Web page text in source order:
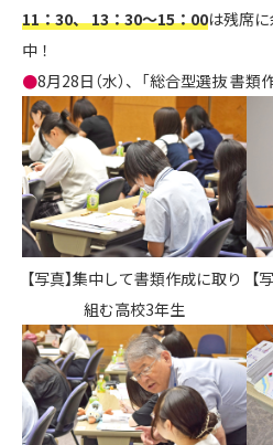
11：30、 13：30～15：00は残席
中！
●8月28日（水）、「総合型選抜 書類
【写真】集中して書類作成に取り
組む高校3年生
【